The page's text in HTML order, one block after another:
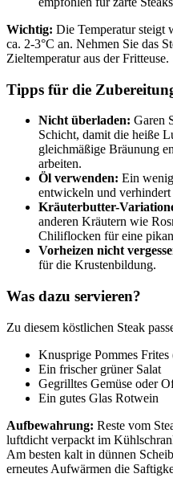
Wichtig: Die Temperatur steigt
ca. 2-3°C an. Nehmen Sie das
Zieltemperatur aus der Fritteuse.
Tipps für die
Nicht überladen: Garen
Schicht, damit die heiße
gleichmäßige Bräunung
arbeiten.
Öl verwenden: Ein
entwickeln und verhindert
Kräuterbutter-
anderen Kräutern wie
Chiliflocken für eine
Vorheizen nicht
für die Krustenbildung.
Was dazu servieren?
Zu diesem köstlichen Steak
Knusprige Pommes
Ein frischer grüner Salat
Gegrilltes Gemüse oder
Ein gutes Glas Rotwein
Aufbewahrung: Reste vom
luftdicht verpackt im
Am besten kalt in dünnen
erneutes Aufwärmen die